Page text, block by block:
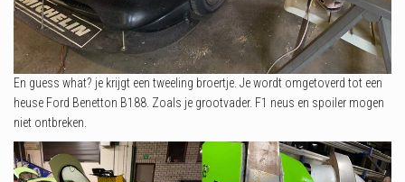
En guess what? je krijgt een tweeling broertje. Je wordt omgetoverd tot een
heuse Ford Benetton B188. Zoals je grootvader. F1 neus en spoiler mogen
niet ontbreken.